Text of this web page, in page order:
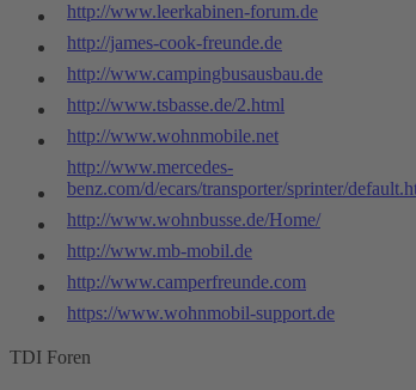
http://www.leerkabinen-forum.de
http://james-cook-freunde.de
http://www.campingbusausbau.de
http://www.tsbasse.de/2.html
http://www.wohnmobile.net
http://www.mercedes-
benz.com/d/ecars/transporter/sprinter/
http://www.wohnbusse.de/Home/
http://www.mb-mobil.de
http://www.camperfreunde.com
https://www.wohnmobil-support.de
TDI Foren